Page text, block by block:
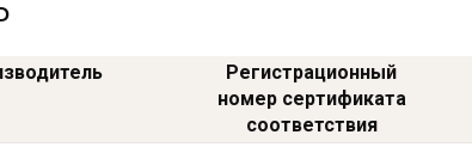
Регистрационный
номер сертификата
соответствия